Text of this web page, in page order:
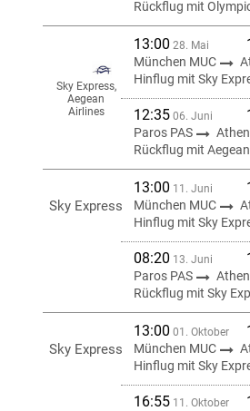
Rückflug mit
13:00 28. Mai
München MUC
Hinflug mit Sky
12:35 06. Juni
Paros PAS
Rückflug mit
Sky Express,
Aegean
Airlines
13:00 11. Juni
München MUC
Hinflug mit Sky
08:20 13. Juni
Paros PAS
Rückflug mit Sky
Sky Express
13:00 01. Oktober
München MUC
Hinflug mit Sky
16:55 11. Oktober
Sky Express